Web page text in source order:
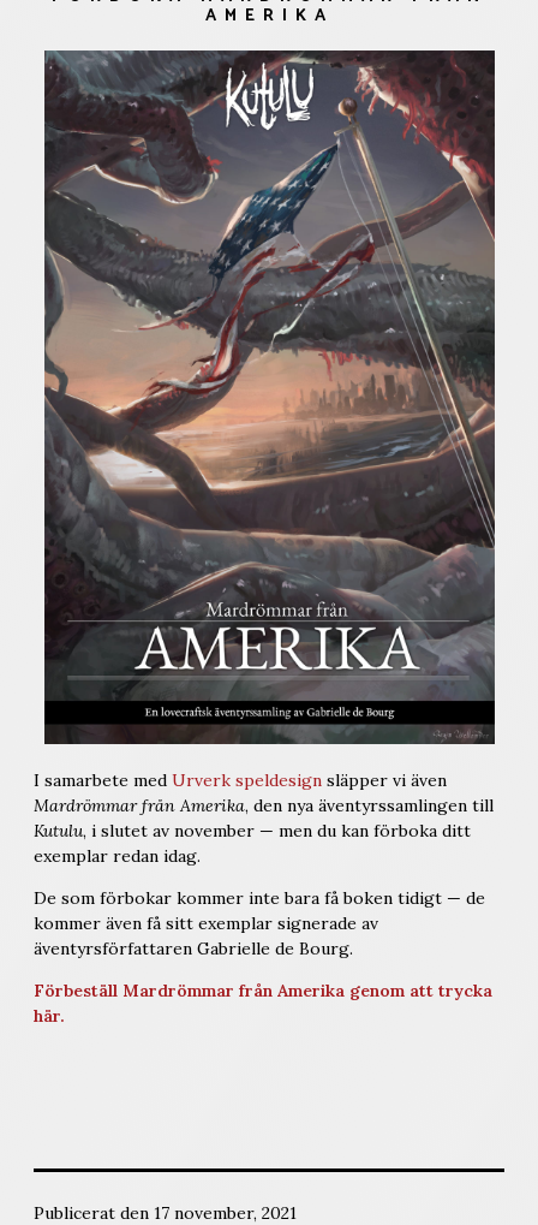
AMERIKA
I samarbete med Urverk speldesign släpper vi även
Mardrömmar från Amerika, den nya äventyrssamlingen till
Kutulu, i slutet av november — men du kan förboka ditt
exemplar redan idag.
De som förbokar kommer inte bara få boken tidigt — de
kommer även få sitt exemplar signerade av
äventyrsförfattaren Gabrielle de Bourg.
Förbeställ Mardrömmar från Amerika genom att trycka
här.
Publicerat den 17 november, 2021